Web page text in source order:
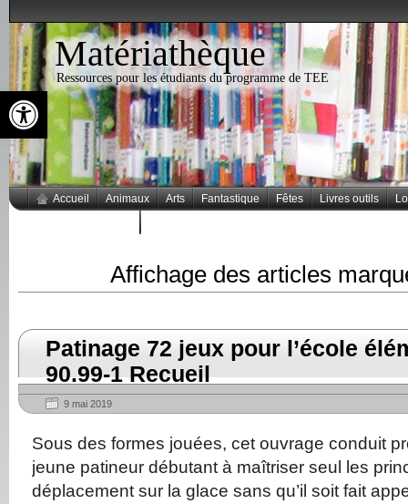
Ouvrir la barre d’outils
Matériathèque
Ressources pour les étudiants du programme de TEE
Accueil Animaux Arts Fantastique Fêtes Livres outils
Affichage des articles
Patinage 72 jeux pour l’école
90.99-1 Recueil
9 mai 2019
Sous des formes jouées, cet ouvrage conduit
jeune patineur débutant à maîtriser seul les
déplacement sur la glace sans qu’il soit fait